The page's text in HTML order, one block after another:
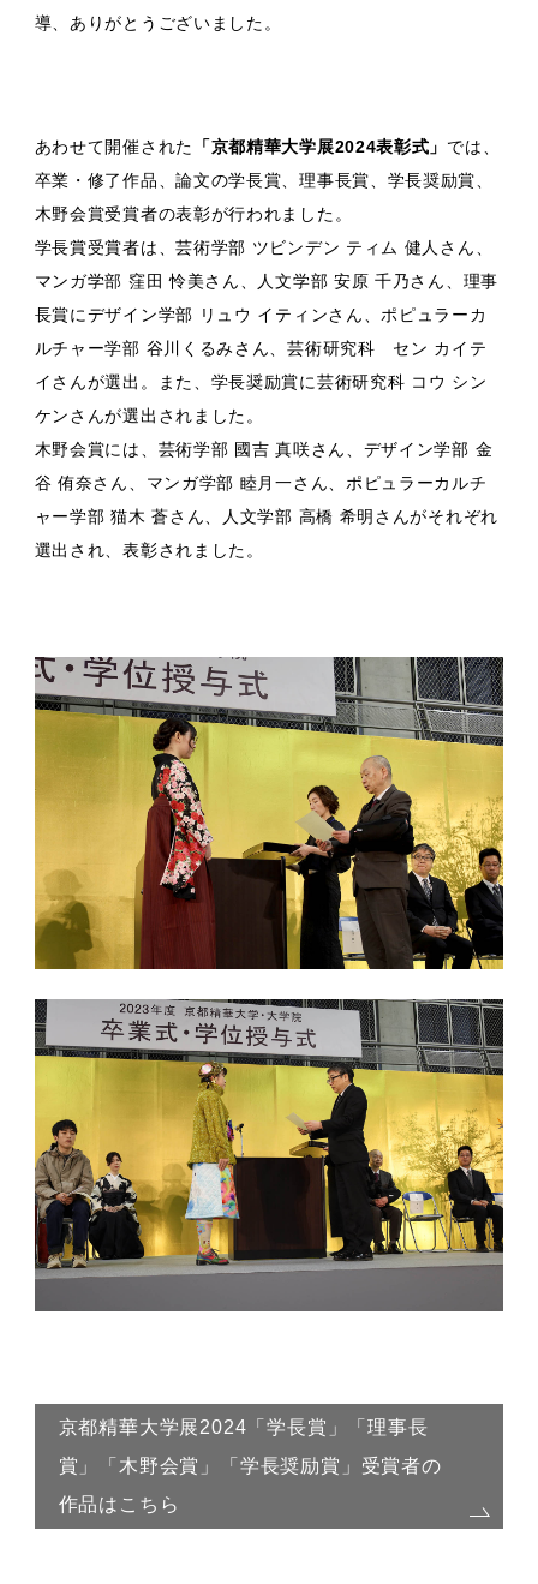
導、ありがとうございました。
あわせて開催された 「京都精華大学展2024表彰式」 では、
卒業・修了作品、論文の学長賞、理事長賞、学長奨励賞、
木野会賞受賞者の表彰が行われました。
学長賞受賞者は、芸術学部 ツビンデン ティム 健人さん、
マンガ学部 窪田 怜美さん、人文学部 安原 千乃さん、理事
長賞にデザイン学部 リュウ イティンさん、ポピュラーカ
ルチャー学部 谷川くるみさん、芸術研究科 セン カイテ
イさんが選出。また、学長奨励賞に芸術研究科 コウ シン
ケンさんが選出されました。
木野会賞には、芸術学部 國吉 真咲さん、デザイン学部 金
谷 侑奈さん、マンガ学部 睦月一さん、ポピュラーカルチ
ャー学部 猫木 蒼さん、人文学部 高橋 希明さんがそれぞれ
選出され、表彰されました。
京都精華大学展2024「学長賞」「理事長
賞」「木野会賞」「学長奨励賞」受賞者の
作品はこちら